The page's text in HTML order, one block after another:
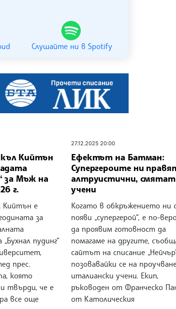
Слушайте ни в Spotify
Кийтън
за Мъж на
г.
Кийтън е
за
пудинг“
прес.
която
твърди, че е
все още
27.12.2025 20:00
Ефектът на Батман:
Супергероите ни
алтруистични, смятат
учени
Когато в обкръжението ни
появи „супергерой“, е по-
да проявим готовност да
помагаме на другите,
сайтът на списание
позовавайки се на
италиански учени. Екип,
ръководен от Франческо
от Католическия